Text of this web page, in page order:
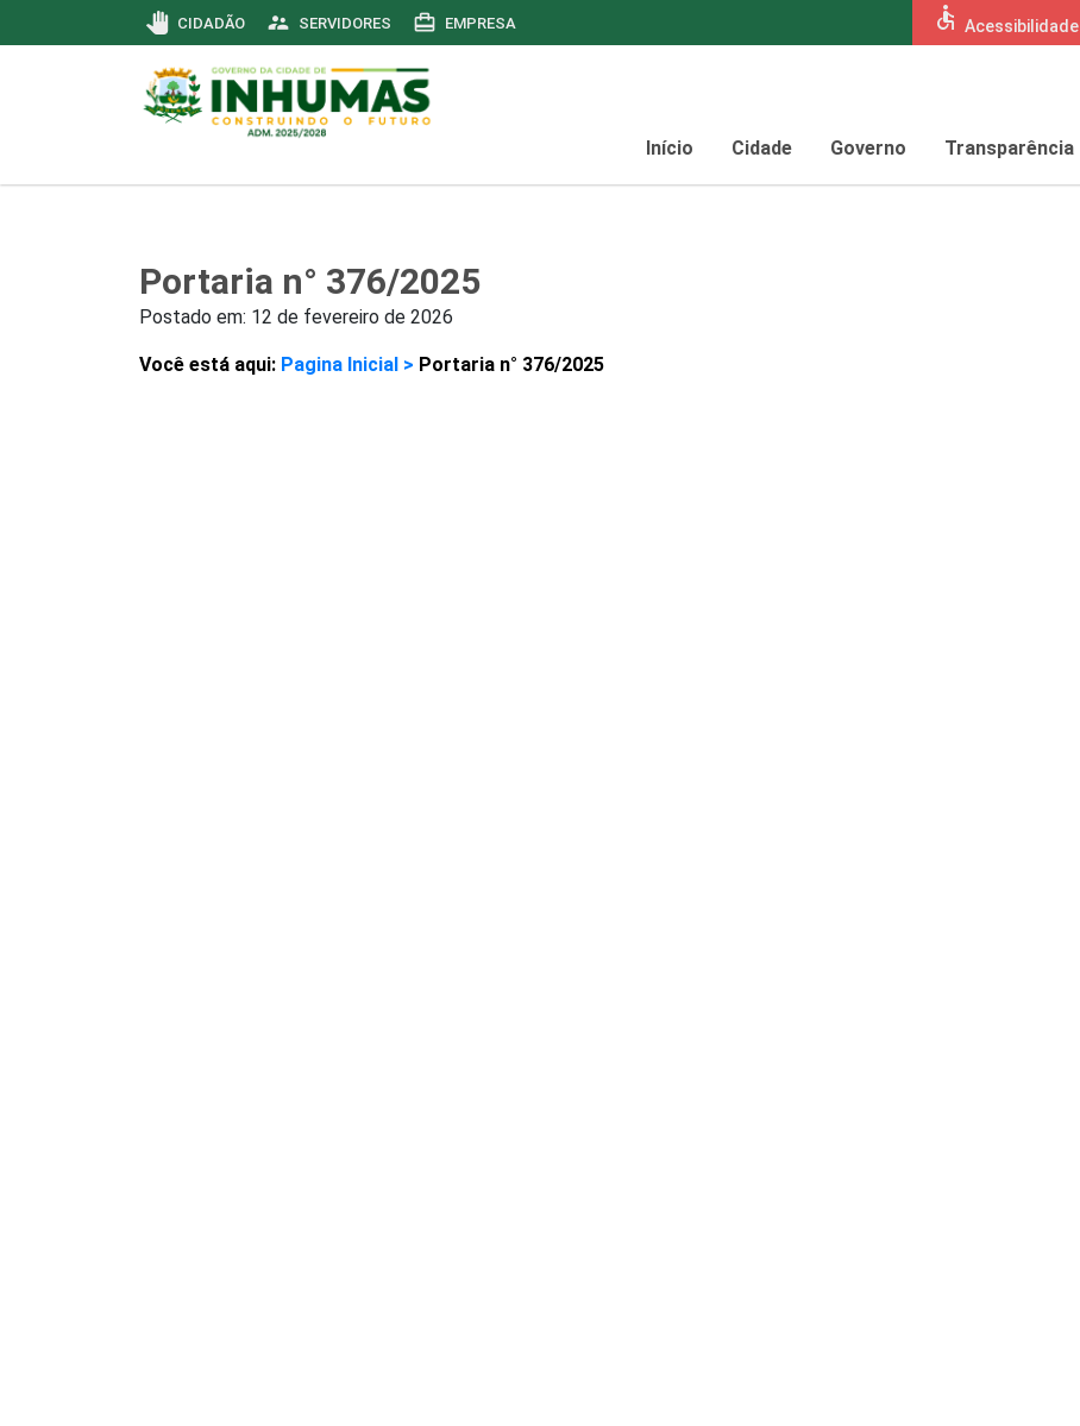
pan_tool CIDADÃO supervisor_account SERVIDORES card_travel EMPRESA accessible Acessibilidade
Início Cidade Governo Transparência
Portaria n° 376/2025
Postado em: 12 de fevereiro de 2026
Você está aqui: Pagina Inicial > Portaria n° 376/2025